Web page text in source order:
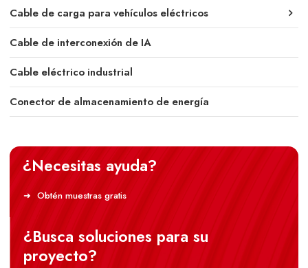
Cable de carga para vehículos eléctricos
Cable de interconexión de IA
Cable eléctrico industrial
Conector de almacenamiento de energía
¿Necesitas ayuda?
Obtén muestras gratis
¿Busca soluciones para su
proyecto?